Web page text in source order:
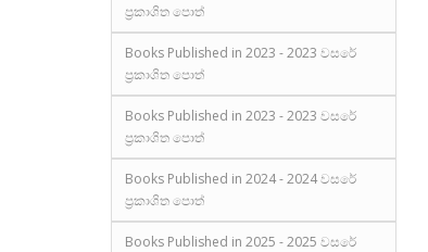
ප්‍රකාශිත පොත්
Books Published in 2023 - 2023 වසරේ
ප්‍රකාශිත පොත්
Books Published in 2023 - 2023 වසරේ
ප්‍රකාශිත පොත්
Books Published in 2024 - 2024 වසරේ
ප්‍රකාශිත පොත්
Books Published in 2025 - 2025 වසරේ